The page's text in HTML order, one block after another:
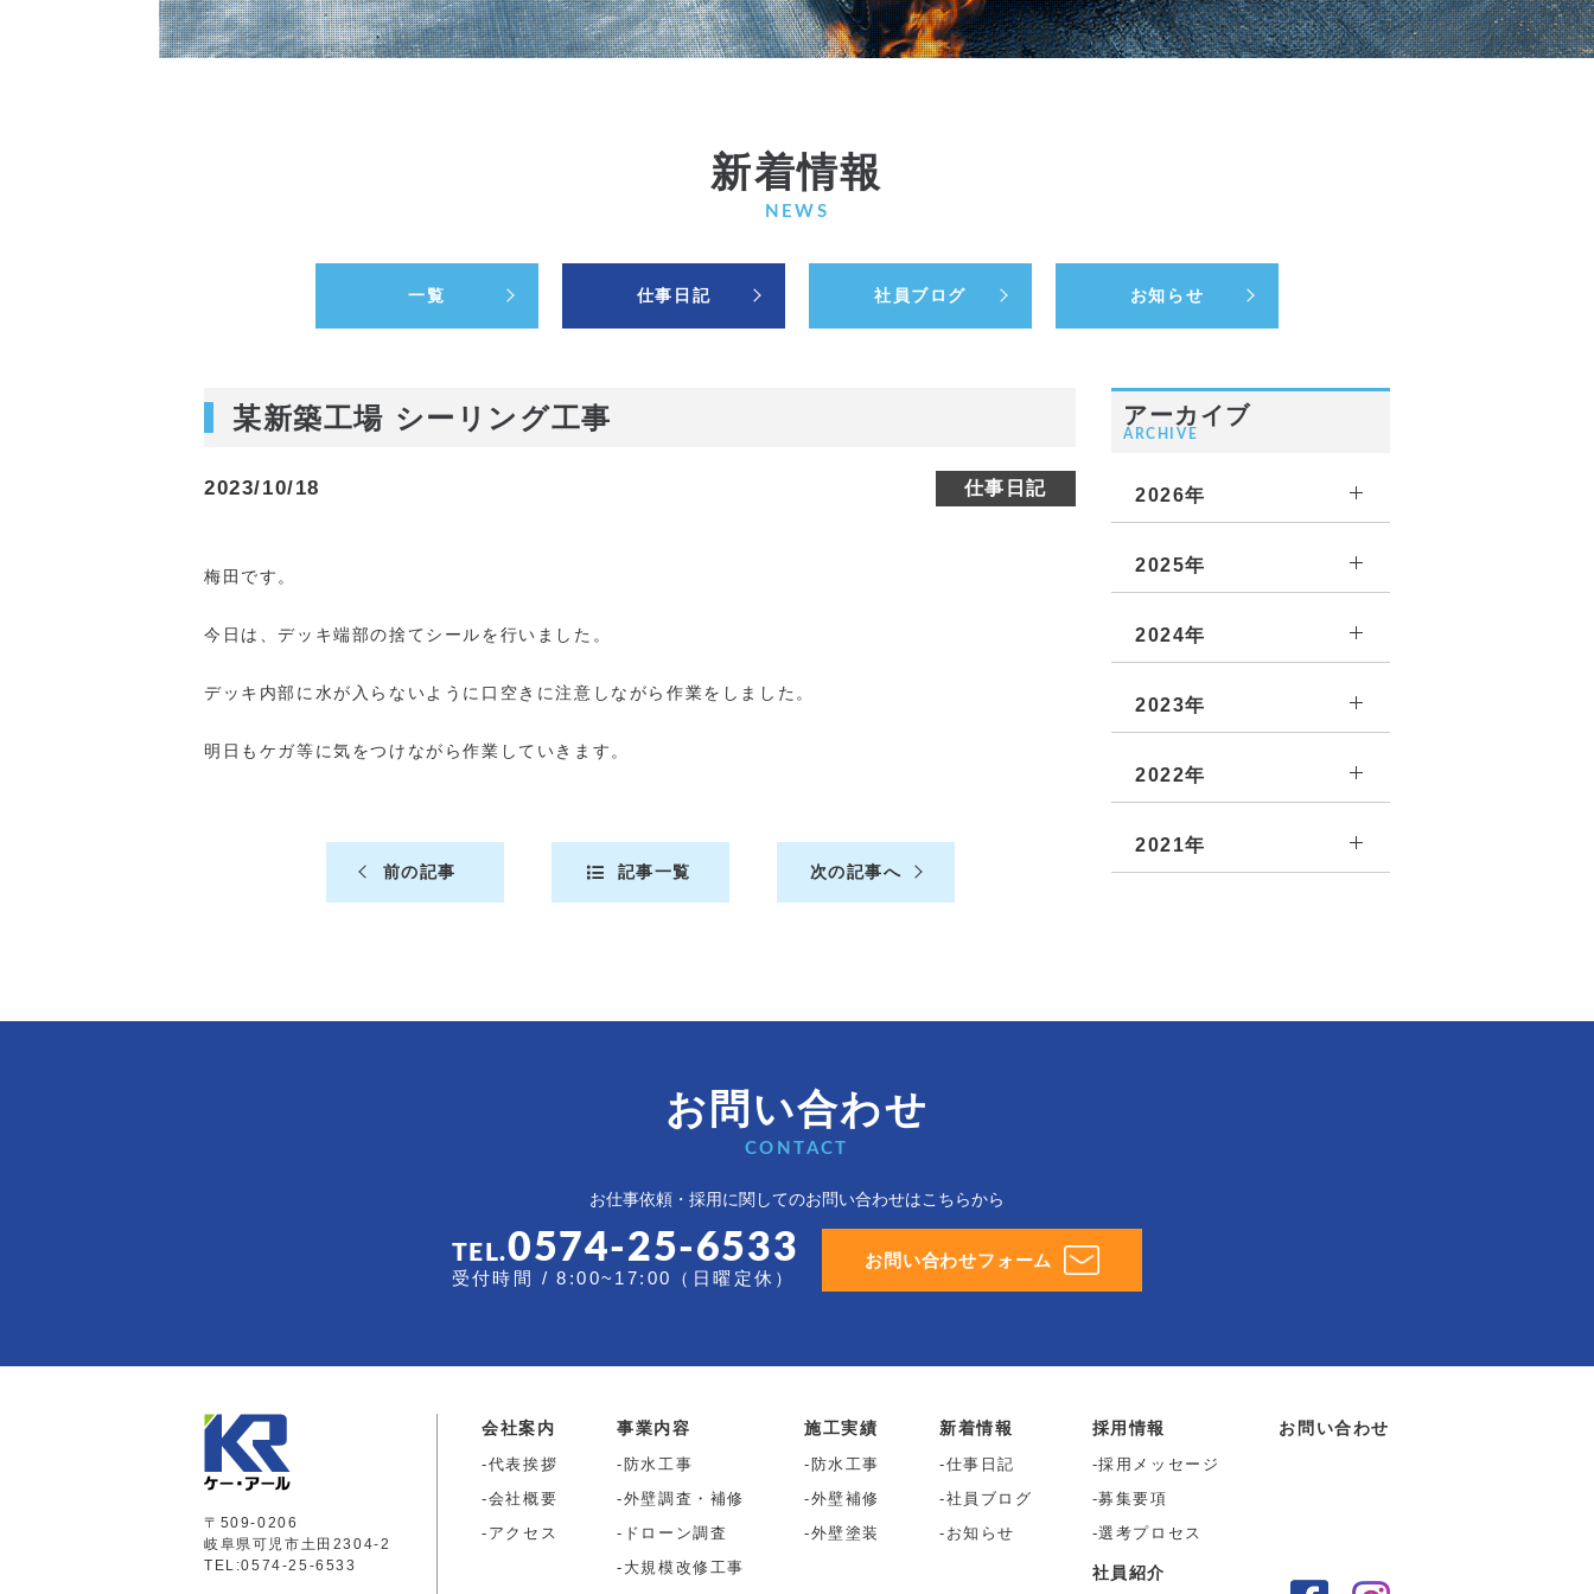
新着情報
NEWS
一覧 仕事日記 社員ブログ お知らせ
某新築工場 シーリング工事
2023/10/18 仕事日記
梅田です。
今日は、デッキ端部の捨てシールを行いました。
デッキ内部に水が入らないように口空きに注意しながら作業をしました。
明日もケガ等に気をつけながら作業していきます。
前の記事 記事一覧 次の記事へ
アーカイブ
ARCHIVE
2026年
2025年
2024年
2023年
2022年
2021年
お問い合わせ
CONTACT
お仕事依頼・採用に関してのお問い合わせはこちらから
TEL.0574-25-6533
受付時間 / 8:00~17:00（日曜定休）
お問い合わせフォーム
〒509-0206
岐阜県可児市土田2304-2
TEL:0574-25-6533
会社案内
代表挨拶
会社概要
アクセス
事業内容
防水工事
外壁調査・補修
ドローン調査
大規模改修工事
施工実績
防水工事
外壁補修
外壁塗装
新着情報
仕事日記
社員ブログ
お知らせ
採用情報
採用メッセージ
募集要項
選考プロセス
社員紹介
お問い合わせ